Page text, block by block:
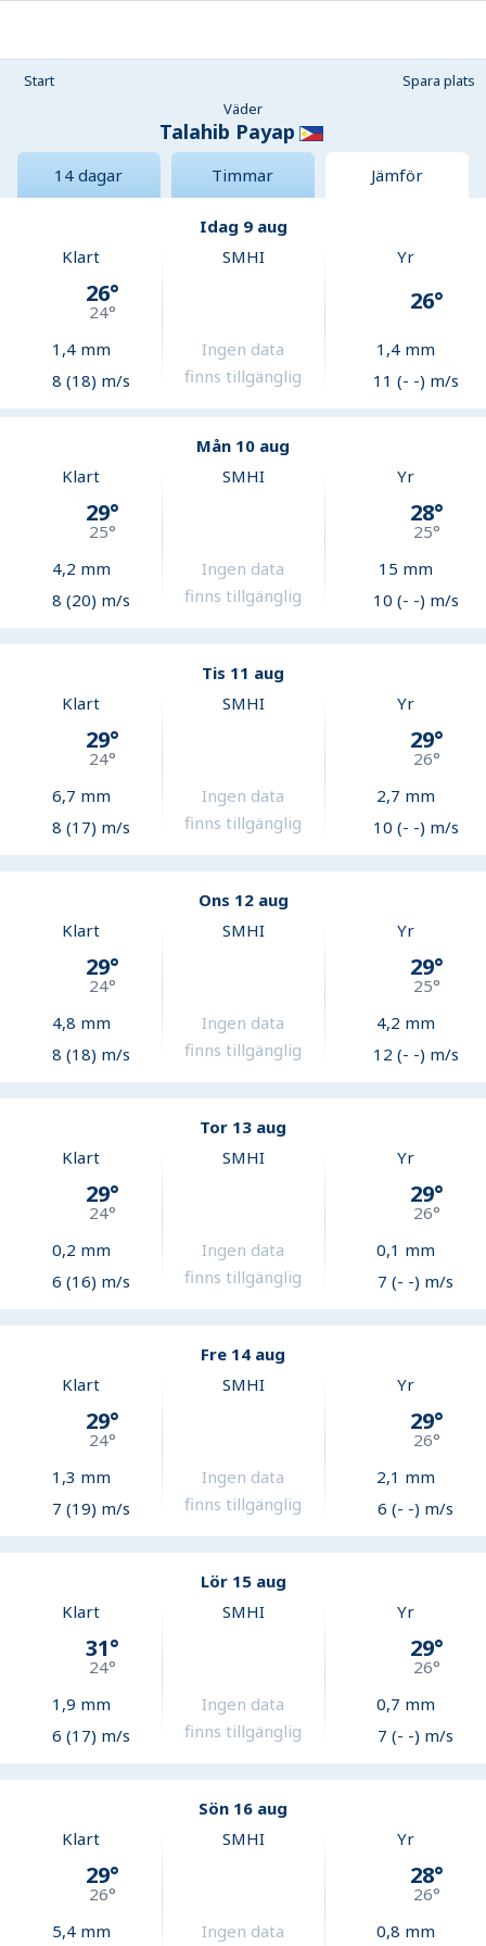
Start
Spara plats
Väder
Talahib Payap
14 dagar Timmar Jämför
Idag 9 aug
Klart
26°
24°
1,4mm
8 (18) m/s
SMHI
Ingen data
finns tillgänglig
Yr
26°
1,4mm
11 (- -) m/s
Mån 10 aug
Klart
29°
25°
4,2 mm
8 (20) m/s
SMHI
Ingen data
finns tillgänglig
Yr
28°
25°
15 mm
10 (- -) m/s
Tis 11 aug
Klart
29°
24°
6,7 mm
8 (17) m/s
SMHI
Ingen data
finns tillgänglig
Yr
29°
26°
2,7 mm
10 (- -) m/s
Ons 12 aug
Klart
29°
24°
4,8 mm
8 (18) m/s
SMHI
Ingen data
finns tillgänglig
Yr
29°
25°
4,2 mm
12 (- -) m/s
Tor 13 aug
Klart
29°
24°
0,2 mm
6 (16) m/s
SMHI
Ingen data
finns tillgänglig
Yr
29°
26°
0,1 mm
7 (- -) m/s
Fre 14 aug
Klart
29°
24°
1,3 mm
7 (19) m/s
SMHI
Ingen data
finns tillgänglig
Yr
29°
26°
2,1 mm
6 (- -) m/s
Lör 15 aug
Klart
31°
24°
1,9 mm
6 (17) m/s
SMHI
Ingen data
finns tillgänglig
Yr
29°
26°
0,7 mm
7 (- -) m/s
Sön 16 aug
Klart
29°
26°
5,4mm
SMHI
Ingen data
Yr
28°
26°
0,8 mm